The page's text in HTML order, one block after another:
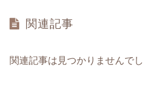
関連記事
関連記事は見つかりませんでし